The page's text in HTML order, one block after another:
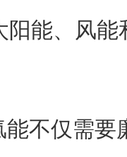
阳能、风能
能不仅需要